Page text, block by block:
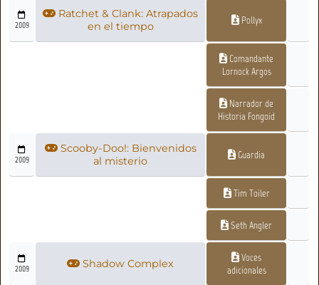
2009
Ratchet & Clank: Atrapados
en el tiempo
Pollyx
Comandante
Lornock Argos
Narrador de
Historia Fongoid
2009
Scooby-Doo!: Bienvenidos
al misterio
Guardia
Tim Toiler
Seth Angler
2009 Shadow Complex
Voces
adicionales